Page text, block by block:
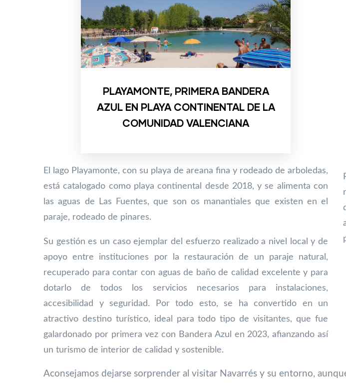
PLAYAMONTE, PRIMERA BANDERA
AZUL EN PLAYA CONTINENTAL DE LA
COMUNIDAD VALENCIANA
El lago Playamonte, con su playa de areana fina y rodeado de arboledas,
está catalogado como playa continental desde 2018, y se alimenta con
las aguas de Las Fuentes, que son os manantiales que existen en el
paraje, rodeado de pinares.
Su gestión es un caso ejemplar del esfuerzo realizado a nivel local y de
apoyo entre instituciones por la restauración de un paraje natural,
recuperado para contar con aguas de baño de calidad excelente y para
dotarlo de todos los servicios necesarios para instalaciones,
accesibilidad y seguridad. Por todo esto, se ha convertido en un
atractivo destino turístico, ideal para todo tipo de visitantes, que fue
galardonado por primera vez con Bandera Azul en 2023, afianzando así
un turismo de interior de calidad y sostenible.
Aconsejamos dejarse sorprender al visitar Navarrés y su entorno,